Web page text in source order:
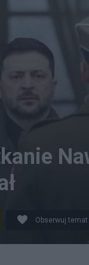
Obserwuj temat